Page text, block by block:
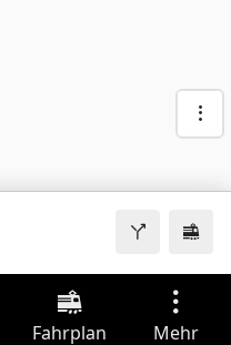
Fahrplan Mehr